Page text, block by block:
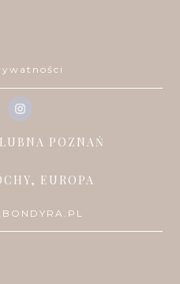
POZNAŃ
EUROPA